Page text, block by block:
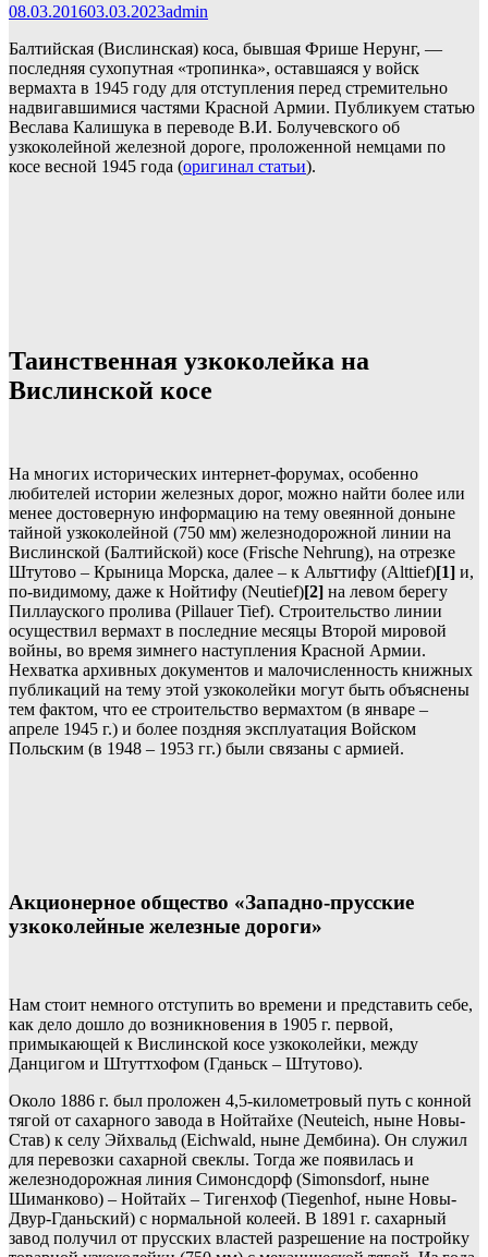
08.03.201603.03.2023admin
Балтийская (Вислинская) коса, бывшая Фрише Нерунг, —
последняя сухопутная «тропинка», оставшаяся у войск
вермахта в 1945 году для отступления перед стремительно
надвигавшимися частями Красной Армии. Публикуем статью
Веслава Калишука в переводе В.И. Болучевского об
узкоколейной железной дороге, проложенной немцами по
косе весной 1945 года (оригинал статьи).
Таинственная узкоколейка на
Вислинской косе
На многих исторических интернет-форумах, особенно
любителей истории железных дорог, можно найти более или
менее достоверную информацию на тему овеянной доныне
тайной узкоколейной (750 мм) железнодорожной линии на
Вислинской (Балтийской) косе (Frische Nehrung), на отрезке
Штутово – Крыница Морска, далее – к Альттифу (Alttief)[1] и,
по-видимому, даже к Нойтифу (Neutief)[2] на левом берегу
Пиллауского пролива (Pillauer Tief). Строительство линии
осуществил вермахт в последние месяцы Второй мировой
войны, во время зимнего наступления Красной Армии.
Нехватка архивных документов и малочисленность книжных
публикаций на тему этой узкоколейки могут быть объяснены
тем фактом, что ее строительство вермахтом (в январе –
апреле 1945 г.) и более поздняя эксплуатация Войском
Польским (в 1948 – 1953 гг.) были связаны с армией.
Акционерное общество «Западно-прусские
узкоколейные железные дороги»
Нам стоит немного отступить во времени и представить себе,
как дело дошло до возникновения в 1905 г. первой,
примыкающей к Вислинской косе узкоколейки, между
Данцигом и Штуттхофом (Гданьск – Штутово).
Около 1886 г. был проложен 4,5-километровый путь с конной
тягой от сахарного завода в Нойтайхе (Neuteich, ныне Новы-
Став) к селу Эйхвальд (Eichwald, ныне Дембина). Он служил
для перевозки сахарной свеклы. Тогда же появилась и
железнодорожная линия Симонсдорф (Simonsdorf, ныне
Шиманково) – Нойтайх – Тигенхоф (Tiegenhof, ныне Новы-
Двур-Гданьский) с нормальной колеей. В 1891 г. сахарный
завод получил от прусских властей разрешение на постройку